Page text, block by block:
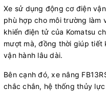
Xe sử dụng động cơ điện
phù hợp cho môi trường làm
khiển điện tử của Komatsu
mượt mà, đồng thời giúp tiết
vận hành lâu dài.
Bên cạnh đó, xe nâng
chắc chắn, hệ thống thủy